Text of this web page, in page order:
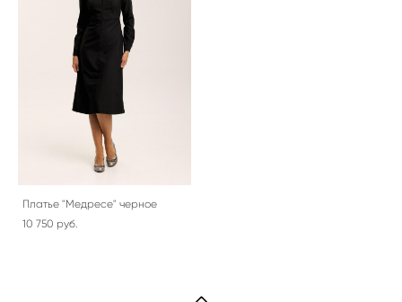
Платье "Медресе" черное
10 750 pуб.